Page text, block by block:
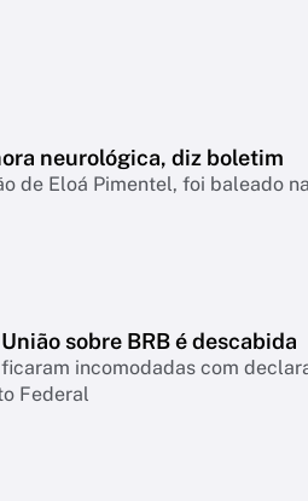
neurológica, diz boletim
de Eloá Pimentel, foi baleado
sobre BRB é descabida
incomodadas com
Federal